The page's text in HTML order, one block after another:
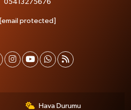
05413275676
[email protected]
Hava Durumu